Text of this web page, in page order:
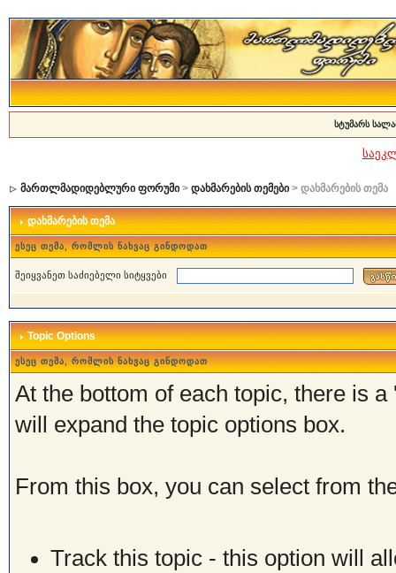
სტუმარს
მართლმადიდებლური ფორუმი> დახმარების თემები> დახმარების თემა
დახმარების თემა
ესეც თემა, რომლის ნახვაც გინდოდათ
შეიყვანეთ საძიებელი სიტყვები
Topic Options
ესეც თემა, რომლის ნახვაც გინდოდათ
At the bottom of each topic, there is
will expand the topic options box.
From this box, you can select from
Track this topic - this option will